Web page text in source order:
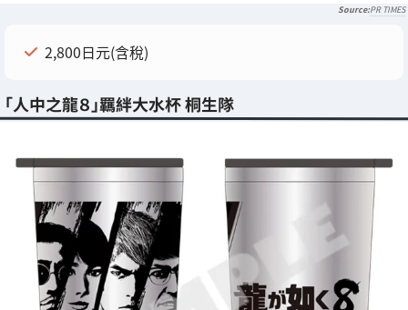
PR TIMES
2,800日元(含稅)
「人中之龍８」羈絆大水杯 桐生隊